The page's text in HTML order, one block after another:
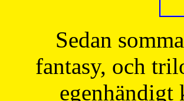
Sedan
fantasy, och
egenhändigt